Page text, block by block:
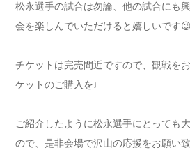
松永選手の試合は勿論、他の試合にも
会を楽しんでいただけると嬉しいです😉
チケットは完売間近ですので、観戦を
ケットのご購入を♩
ご紹介したように松永選手にとっても
ので、是非会場で沢山の応援をお願い